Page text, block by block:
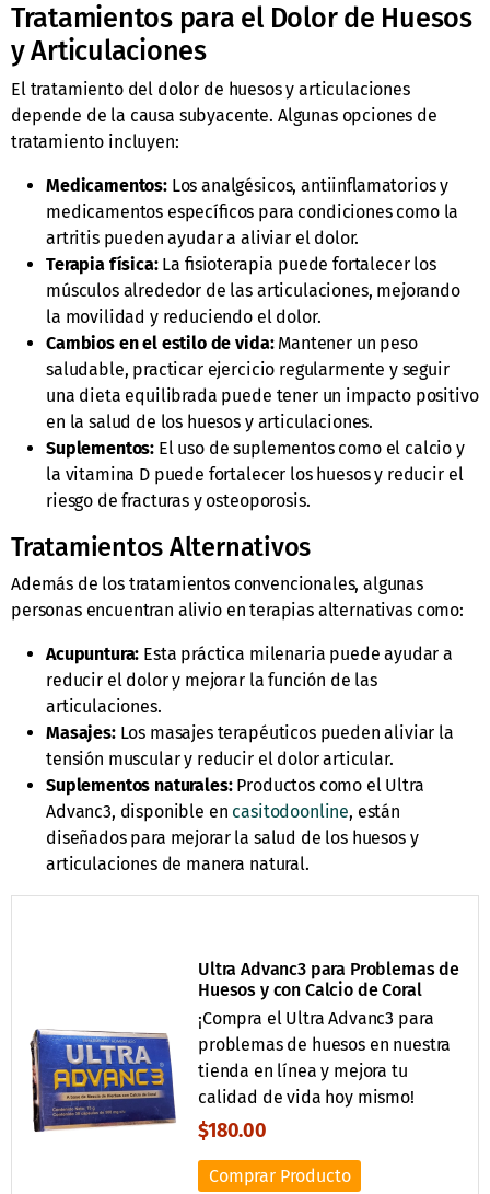
Tratamientos para el Dolor de Huesos
y Articulaciones
El tratamiento del dolor de huesos y articulaciones
depende de la causa subyacente. Algunas opciones de
tratamiento incluyen:
Medicamentos:Los analgésicos, antiinflamatorios y
medicamentos específicos para condiciones como la
artritis pueden ayudar a aliviar el dolor.
Terapia física:La fisioterapia puede fortalecer los
músculos alrededor de las articulaciones, mejorando
la movilidad y reduciendo el dolor.
Cambios en el estilo de vida:Mantener un peso
saludable, practicar ejercicio regularmente y seguir
una dieta equilibrada puede tener un impacto positivo
en la salud de los huesos y articulaciones.
Suplementos: El uso de suplementos como el calcio y
la vitamina D puede fortalecer los huesos y reducir el
riesgo de fracturas y osteoporosis.
Tratamientos Alternativos
Además de los tratamientos convencionales, algunas
personas encuentran alivio en terapias alternativas como:
Acupuntura: Esta práctica milenaria puede ayudar a
reducir el dolor y mejorar la función de las
articulaciones.
Masajes:Los masajes terapéuticos pueden aliviar la
tensión muscular y reducir el dolor articular.
Suplementos naturales:Productos como el Ultra
Advanc3, disponible en casitodoonline, están
diseñados para mejorar la salud de los huesos y
articulaciones de manera natural.
Ultra Advanc3 para Problemas de
Huesos y con Calcio de Coral
¡Compra el Ultra Advanc3 para
problemas de huesos en nuestra
tienda en línea y mejora tu
calidad de vida hoy mismo!
$180.00
Comprar Producto